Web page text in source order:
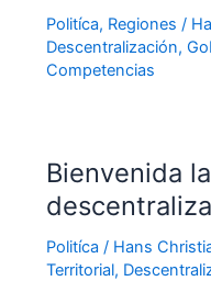
Politíca, Regiones /
Descentralización,
Competencias
Bienvenida
Politíca / Hans
Territorial,